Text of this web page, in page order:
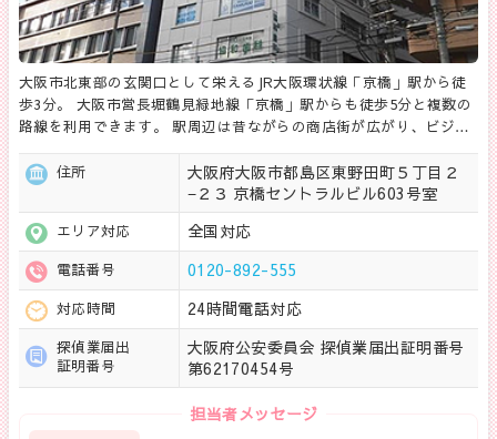
大阪市北東部の玄関口として栄えるJR大阪環状線「京橋」駅から徒
歩3分。 大阪市営長堀鶴見緑地線「京橋」駅からも徒歩5分と複数の
路線を利用できます。 駅周辺は昔ながらの商店街が広がり、ビジ…
住所
大阪府大阪市都島区東野田町５丁目２
−２３ 京橋セントラルビル603号室
エリア対応 全国対応
電話番号 0120-892-555
対応時間 24時間電話対応
探偵業届出
証明番号
大阪府公安委員会 探偵業届出証明番号
第62170454号
担当者メッセージ